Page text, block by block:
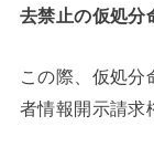
去禁止の仮処分
この際、仮処分
者情報開示請求